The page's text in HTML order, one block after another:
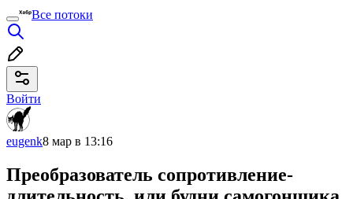
Все потоки
Войти
eugenk8 мар в 13:16
Преобразователь сопротивление-